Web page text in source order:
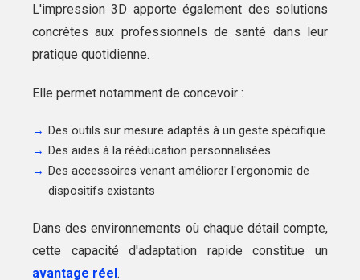
L'impression 3D apporte également des solutions
concrètes aux professionnels de santé dans leur
pratique quotidienne.
Elle permet notamment de concevoir :
Des outils sur mesure adaptés à un geste spécifique
Des aides à la rééducation personnalisées
Des accessoires venant améliorer l'ergonomie de
dispositifs existants
Dans des environnements où chaque détail compte,
cette capacité d'adaptation rapide constitue un
avantage réel.